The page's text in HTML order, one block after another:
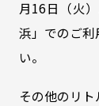
月16日（火
浜」でのご
い。
その他のリ